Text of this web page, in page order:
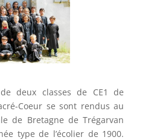
deux classes de CE1 de
Coeur se sont rendus au
de Bretagne de Trégarvan
type de l’écolier de 1900.